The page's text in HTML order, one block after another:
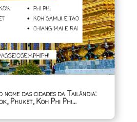
das cidades da Tailândia:
Phuket, Koh Phi Phi…